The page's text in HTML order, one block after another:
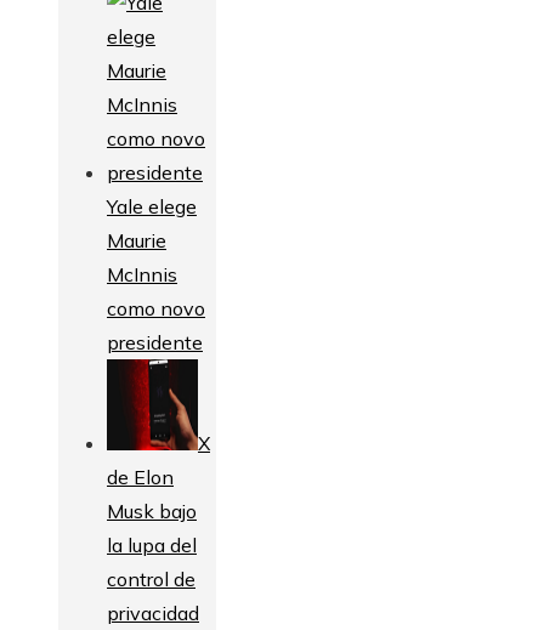
Yale elege
Maurie
McInnis
como novo
presidente
X
de Elon
Musk bajo
la lupa del
control de
privacidad